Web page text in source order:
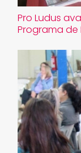
Pro Ludus
Programa de